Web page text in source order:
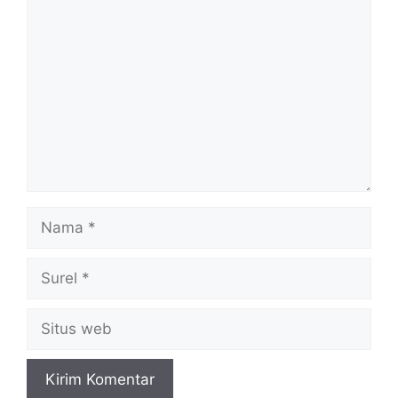
Nama
Surel
Situs
web